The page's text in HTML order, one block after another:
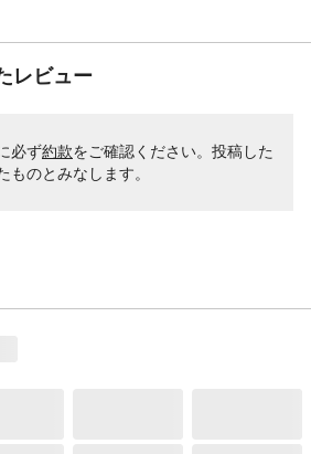
レビュー
必ず約款をご確認ください。投稿した
ものとみなします。